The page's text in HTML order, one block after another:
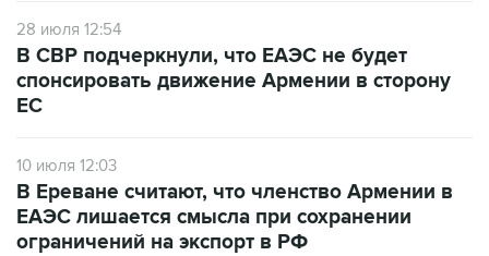
28 июля 12:54
В СВР подчеркнули, что ЕАЭС не будет
спонсировать движение Армении в сторону
ЕС
10 июля 12:03
В Ереване считают, что членство Армении в
ЕАЭС лишается смысла при сохранении
ограничений на экспорт в РФ